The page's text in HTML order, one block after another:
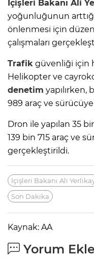
İçişleri Bakanı Ali
yoğunluğunun
önlenmesi için
çalışmaları
Trafik güvenliği için
Helikopter ve
denetim
989 araç ve
Dron ile yapılan 35
139 bin 715 araç ve
gerçekleştirildi.
İçişleri Bakanı Ali
Son Dakika
Kaynak: AA
Yorum Ekle